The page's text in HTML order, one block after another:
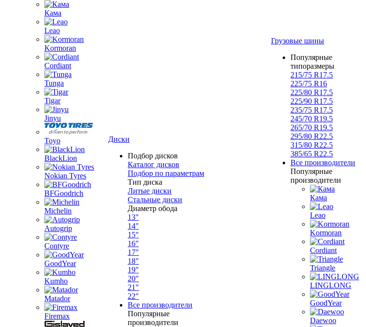
Кама
Leao
Kormoran
Cordiant
Tunga
Tigar
Jinyu
Toyo
BlackLion
Nokian Tyres
BFGoodrich
Michelin
Autogrip
Contyre
GoodYear
Kumho
Matador
Firemax
Диски
Подбор дисков
Каталог дисков
Подбор по параметрам
Тип диска
Литые диски
Стальные диски
Диаметр обода
13"
14"
15"
16"
17"
18"
19"
20"
21"
22"
Все производители
Популярные
производители
Грузовые шины
Популярные
типоразмеры
215/75 R17.5
225/75 R16
225/80 R17.5
225/90 R17.5
235/75 R17.5
245/70 R19.5
265/70 R19.5
295/80 R22.5
315/80 R22.5
385/65 R22.5
Все производители
Популярные
производители
Кама
Leao
Kormoran
Cordiant
Triangle
LINGLONG
GoodYear
Daewoo